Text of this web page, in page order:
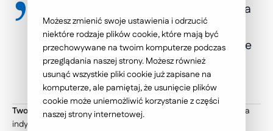
"Odpowiednio zaprojektowana strona
internetowa pozwala na zaistnienie
firmy w sieci oraz ułatwia prowadzenie
działań marketingowych."
Tworzenie stron WWWto proces, który każdorazowo wymaga
indywidualnego podejścia. Projektując zarówno portale jak i
Możesz zmienić swoje ustawienia i odrzucić
niektóre rodzaje plików cookie, które mają być
przechowywane na twoim komputerze podczas
przeglądania naszej strony. Możesz również
usunąć wszystkie pliki cookie już zapisane na
komputerze, ale pamiętaj, że usunięcie plików
cookie może uniemożliwić korzystanie z części
naszej strony internetowej.